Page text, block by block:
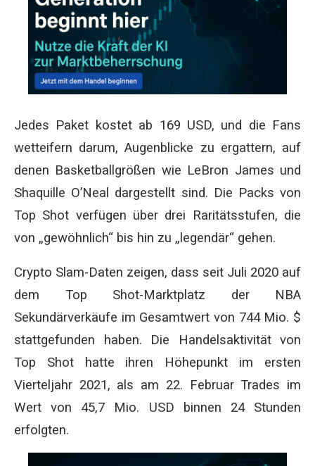
Jedes Paket kostet ab 169 USD, und die Fans
wetteifern darum, Augenblicke zu ergattern, auf
denen Basketballgrößen wie LeBron James und
Shaquille O’Neal dargestellt sind. Die Packs von
Top Shot verfügen über drei Raritätsstufen, die
von „gewöhnlich“ bis hin zu „legendär“ gehen.
Crypto Slam-Daten zeigen, dass seit Juli 2020 auf
dem Top Shot-Marktplatz der NBA
Sekundärverkäufe im Gesamtwert von 744 Mio. $
stattgefunden haben. Die Handelsaktivität von
Top Shot hatte ihren Höhepunkt im ersten
Vierteljahr 2021, als am 22. Februar Trades im
Wert von 45,7 Mio. USD binnen 24 Stunden
erfolgten.